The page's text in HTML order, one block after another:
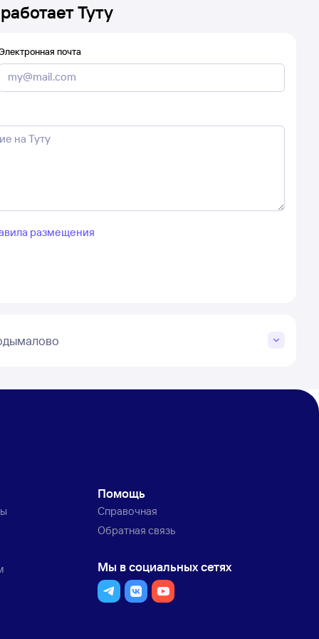
Туту
почта
размещения
Помощь
Справочная
Обратная связь
Мы в социальных сетях